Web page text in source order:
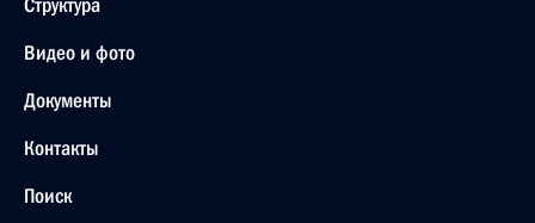
9 ноября 2023 года, четверг
Президент России и Президент Казахстана
сделали заявления для СМИ
9 ноября 2023 года, 14:45